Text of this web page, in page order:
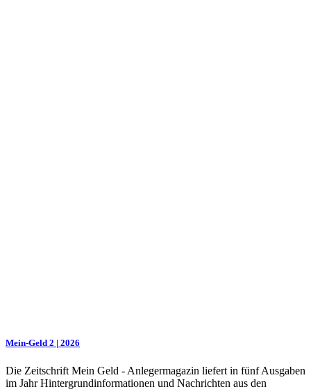
Mein-Geld 2 | 2026
Die Zeitschrift Mein Geld - Anlegermagazin liefert in fünf Ausgaben
im Jahr Hintergrundinformationen und Nachrichten aus den